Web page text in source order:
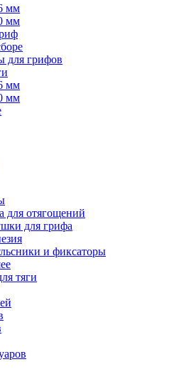
мм
мм
для грифов
мм
мм
для отягощений
для грифа
и фиксаторы
тяги